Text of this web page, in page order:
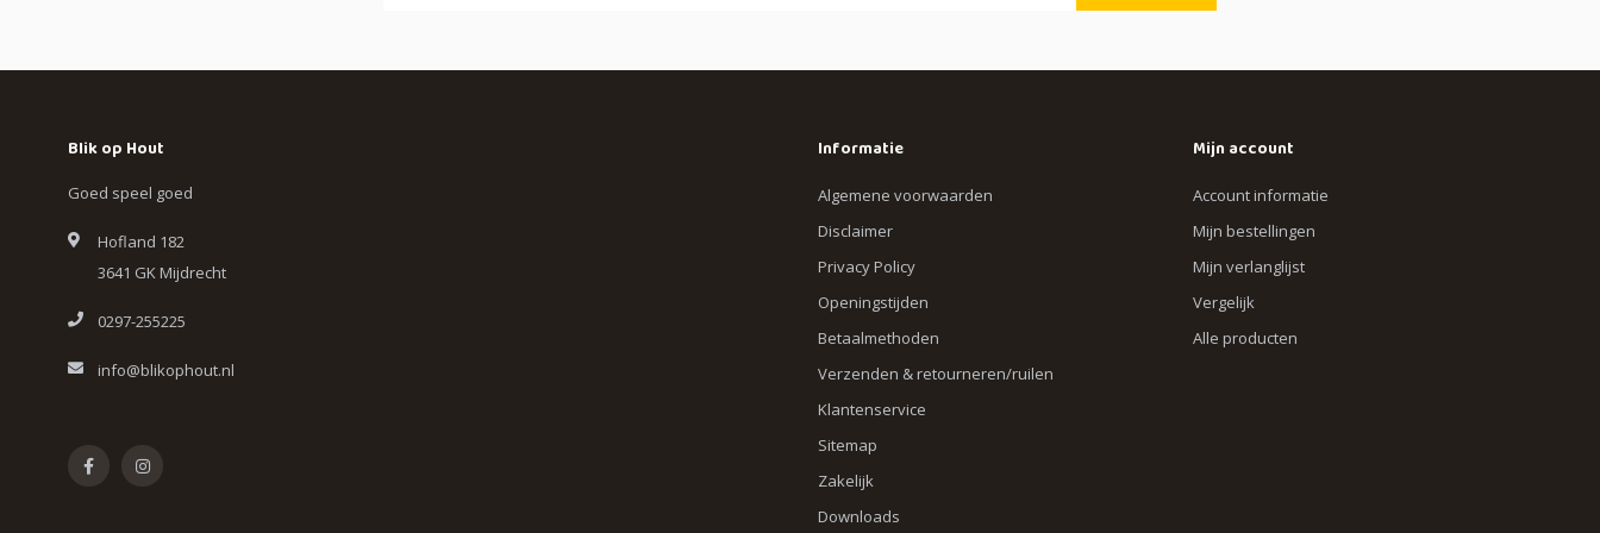
Blik op Hout
Goed speel goed
Hofland 182
3641 GK Mijdrecht
0297-255225
info@blikophout.nl
Informatie
Algemene voorwaarden
Disclaimer
Privacy Policy
Openingstijden
Betaalmethoden
Verzenden & retourneren/ruilen
Klantenservice
Sitemap
Zakelijk
Downloads
Mijn account
Account informatie
Mijn bestellingen
Mijn verlanglijst
Vergelijk
Alle producten